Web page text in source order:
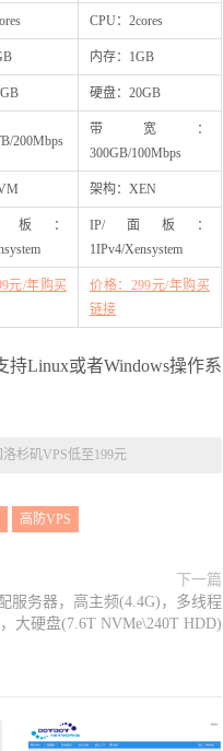
CPU：2cores
内存：1GB
硬盘：20GB
200Mbps
带宽：
300GB/100Mbps
架构：XEN
板：
IP/面板：
1IPv4/Xensystem
元/年购买
价格：299元/年购买
链接
Linux或者Windows操作系
杉矶VPS低至199元
高防VPS
下一篇
服务器，高主频(4.4G)，多线程
大硬盘(7.6T NVMe\240T HDD)